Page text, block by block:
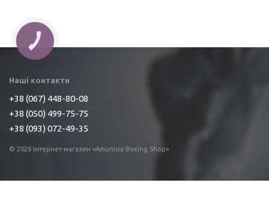
Наші контакти
+38 (067) 448-80-08
+38 (050) 499-75-75
+38 (093) 072-49-35
© 2026 Інтернет-магазин «Amunicia Boxing Shop»